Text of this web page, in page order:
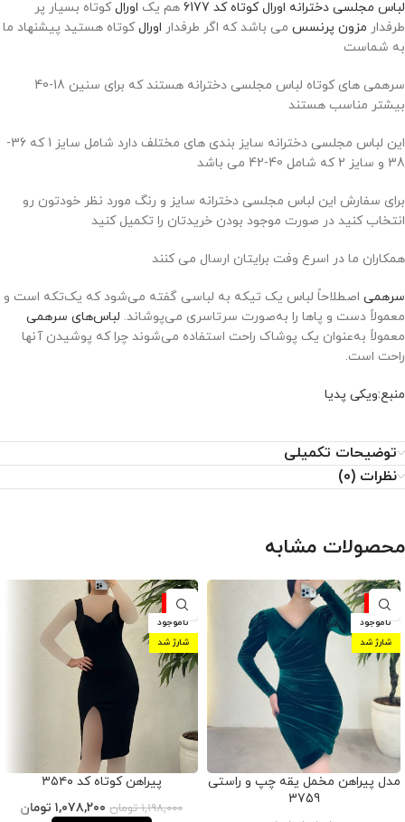
لباس مجلسی دخترانه اورال کوتاه کد 6177 هم یک اورالکوتاه بسیار پر
طرفدار مزون پرنسس می باشد که اگر طرفدار اورالکوتاه هستید پیشنهاد ما
به شماست
سرهمی های کوتاه لباس مجلسی دخترانه هستند که برای سنین 18-40
بیشتر مناسب هستند
این لباس مجلسی دخترانه سایز بندی های مختلف دارد شامل سایز 1 که 36-
38 و سایز 2 که شامل 40-42 می باشد
برای سفارش این لباس مجلسی دخترانه سایز و رنگ مورد نظر خودتون رو
انتخاب کنید در صورت موجود بودن خریدتان را تکمیل کنید
همکاران ما در اسرع وفت برایتان ارسال می کنند
سرهمی اصطلاحاً لباس یک تیکه به لباسی گفته می‌شود که یک‌تکه است و
معمولاً دست و پاها را به‌صورت سرتاسری می‌پوشاند. لباس‌های سرهمی
معمولاً به‌عنوان یک پوشاک راحت استفاده می‌شوند چرا که پوشیدن آنها
راحت است.
منبع:ویکی پدیا
توضیحات تکمیلی
نظرات (0)
محصولات مشابه
-10%
ناموجود
شارژ شد
مدل پیراهن مخمل یقه چپ و راستی
3759
-10%
ناموجود
شارژ شد
پیراهن کوتاه کد ۳۵۴۰
۱,۱۹۸,۰۰۰ تومان ۱,۰۷۸,۲۰۰ تومان